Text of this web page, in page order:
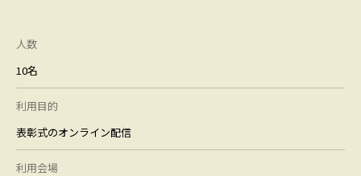
人数
10名
利用目的
表彰式のオンライン配信
利用会場